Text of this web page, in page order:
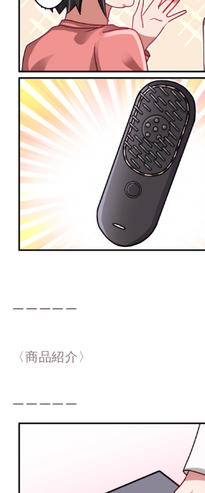
ーーーーー
〈商品紹介〉
ーーーーー